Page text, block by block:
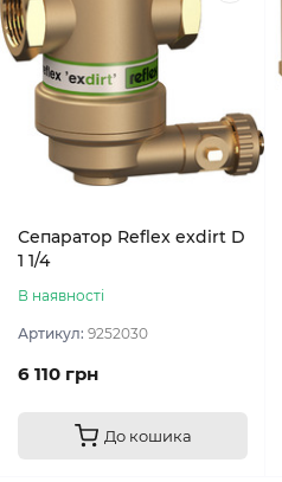
Сепаратор Reflex exdirt D
1 1/4
В наявності
Артикул: 9252030
6 110 грн
До кошика